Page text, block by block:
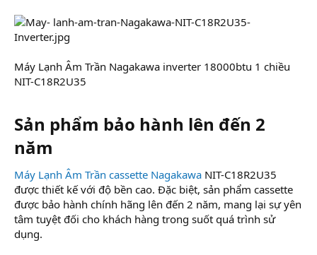
Máy Lạnh Âm Trần Nagakawa inverter 18000btu 1 chiều
NIT-C18R2U35
Sản phẩm bảo hành lên đến 2
năm
Máy Lạnh Âm Trần cassette Nagakawa NIT-C18R2U35
được thiết kế với độ bền cao. Đặc biệt, sản phẩm cassette
được bảo hành chính hãng lên đến 2 năm, mang lại sự yên
tâm tuyệt đối cho khách hàng trong suốt quá trình sử
dụng.